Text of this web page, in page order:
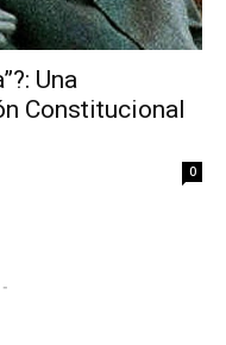
Una
Constitucional
0
-